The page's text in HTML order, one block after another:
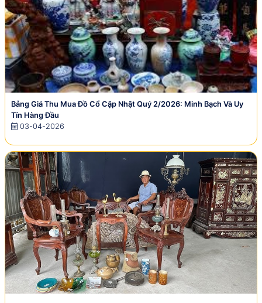
Bảng Giá Thu Mua Đồ Cổ Cập Nhật Quý 2/2026: Minh Bạch Và Uy
Tín Hàng Đầu
03-04-2026